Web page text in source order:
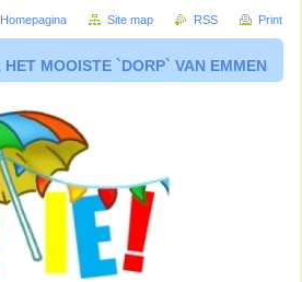
MOOISTE `DORP` VAN EMMEN
Homepagina Site map RSS Print